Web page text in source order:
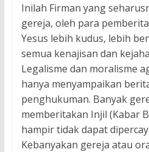
Inilah Firman yang
gereja, oleh para
Yesus lebih kudus, lebih
semua kenajisan dan
Legalisme dan moralisme
hanya menyampaikan
penghukuman. Banyak
memberitakan Injil (Kabar
hampir tidak dapat
Kebanyakan gereja atau